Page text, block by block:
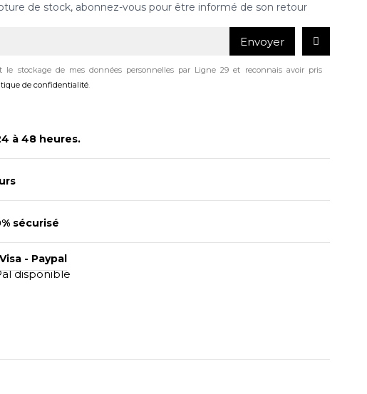
de stock, abonnez-vous pour être informé de son retour
Envoyer
le stockage de mes données personnelles par Ligne 29 et reconnais avoir pris
de confidentialité.
à 48 heures.
sécurisé
- Paypal
disponible